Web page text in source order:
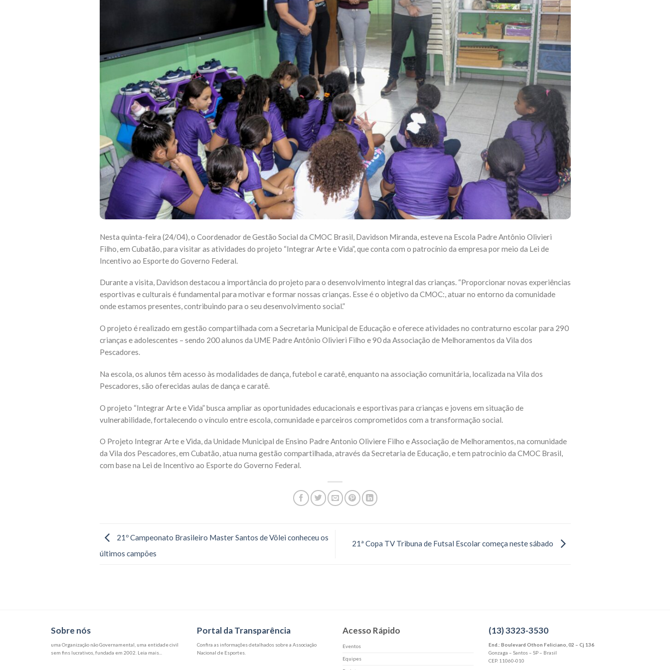
Nesta quinta-feira (24/04), o Coordenador de Gestão Social da CMOC Brasil, Davidson Miranda, esteve na Escola Padre Antônio Olivieri
Filho, em Cubatão, para visitar as atividades do projeto “Integrar Arte e Vida”, que conta com o patrocínio da empresa por meio da Lei de
Incentivo ao Esporte do Governo Federal.
Durante a visita, Davidson destacou a importância do projeto para o desenvolvimento integral das crianças. “Proporcionar novas experiências
esportivas e culturais é fundamental para motivar e formar nossas crianças. Esse é o objetivo da CMOC:, atuar no entorno da comunidade
onde estamos presentes, contribuindo para o seu desenvolvimento social.”
O projeto é realizado em gestão compartilhada com a Secretaria Municipal de Educação e oferece atividades no contraturno escolar para 290
crianças e adolescentes – sendo 200 alunos da UME Padre Antônio Olivieri Filho e 90 da Associação de Melhoramentos da Vila dos
Pescadores.
Na escola, os alunos têm acesso às modalidades de dança, futebol e caratê, enquanto na associação comunitária, localizada na Vila dos
Pescadores, são oferecidas aulas de dança e caratê.
O projeto “Integrar Arte e Vida” busca ampliar as oportunidades educacionais e esportivas para crianças e jovens em situação de
vulnerabilidade, fortalecendo o vínculo entre escola, comunidade e parceiros comprometidos com a transformação social.
O Projeto Integrar Arte e Vida, da Unidade Municipal de Ensino Padre Antonio Oliviere Filho e Associação de Melhoramentos, na comunidade
da Vila dos Pescadores, em Cubatão, atua numa gestão compartilhada, através da Secretaria de Educação, e tem patrocínio da CMOC Brasil,
com base na Lei de Incentivo ao Esporte do Governo Federal.
21º Campeonato Brasileiro Master Santos de Vôlei conheceu os
últimos campões
21ª Copa TV Tribuna de Futsal Escolar começa neste sábado
Sobre nós
uma Organização não Governamental, uma entidade civil
sem fins lucrativos, fundada em 2002. Leia mais...
Portal da Transparência
Confira as informações detalhados sobre a Associação
Nacional de Esportes.
Acesso Rápido
Eventos
Equipes
(13) 3323-3530
End.: Boulevard Othon Feliciano, 02 – Cj 136
Gonzaga – Santos – SP – Brasil
CEP. 11060-010